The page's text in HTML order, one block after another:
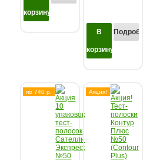
корзину
В
корзину
по 740 р. Акция!